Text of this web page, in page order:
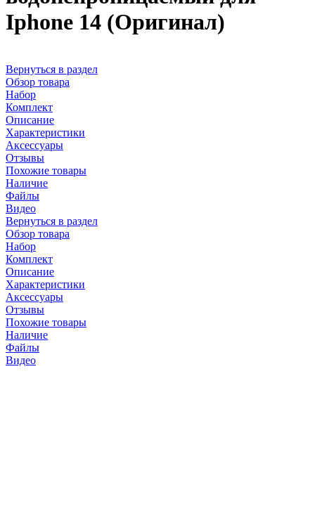
Iphone 14 (Оригинал)
Вернуться в раздел
Обзор товара
Набор
Комплект
Описание
Характеристики
Аксессуары
Отзывы
Похожие товары
Наличие
Файлы
Видео
Вернуться в раздел
Обзор товара
Набор
Комплект
Описание
Характеристики
Аксессуары
Отзывы
Похожие товары
Наличие
Файлы
Видео